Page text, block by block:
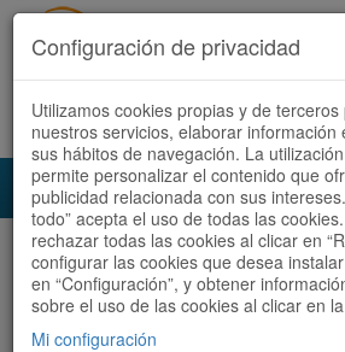
Acceder Registrate ahora
Audioruta Todas las rutas
Todas las rutas
Configuración de privacidad
Utilizamos cookies propias y de
nuestros servicios, elaborar información
sus hábitos de navegación. La
permite personalizar el contenido que
publicidad relacionada con sus
todo” acepta el uso de todas las
rechazar todas las cookies al clicar en
configurar las cookies que desea
en “Configuración”, y obtener
sobre el uso de las cookies al clicar en la
Mi configuración